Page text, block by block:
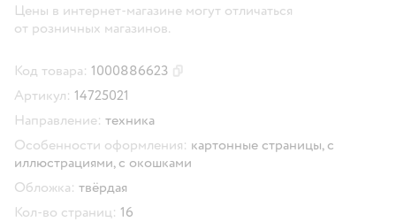
Цены в интернет-магазине могут отличаться
от розничных магазинов.
Код товара: 1000886623
Артикул: 14725021
Направление: техника
Особенности оформления: картонные страницы, с
иллюстрациями, с окошками
Обложка: твёрдая
Кол-во страниц: 16